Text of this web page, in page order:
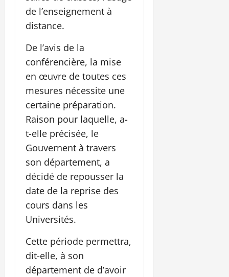
de l’enseignement à
distance.
De l’avis de la
conférencière, la mise
en œuvre de toutes ces
mesures nécessite une
certaine préparation.
Raison pour laquelle, a-
t-elle précisée, le
Gouvernent à travers
son département, a
décidé de repousser la
date de la reprise des
cours dans les
Universités.
Cette période permettra,
dit-elle, à son
département de d’avoir